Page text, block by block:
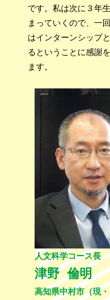
です。私は次に３年
まっていくので、一
はインターンシップ
るということに感謝
ます。
人文科学コース長
津野 倫明
高知県中村市（現